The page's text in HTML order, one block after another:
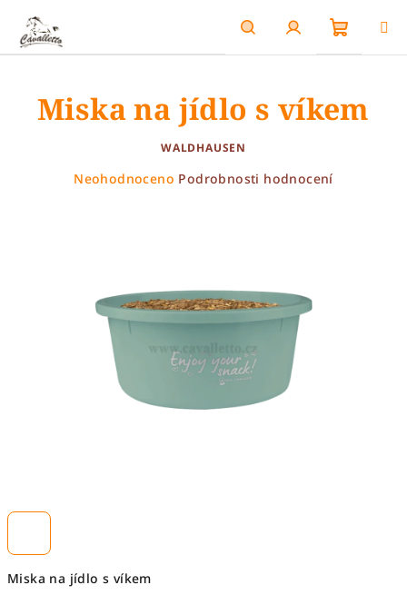
obsah
HledatPřihlášení
košík
Miska na jídlo s víkem
Miska na jídlo s víkem
WALDHAUSEN
Průměrné
hvězdiček.
Neohodnoceno Podrobnosti hodnocení